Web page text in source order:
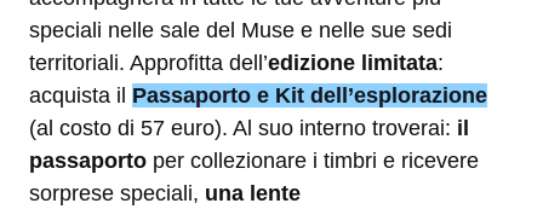
speciali nelle sale del Muse e nelle sue sedi
territoriali. Approfitta dell’edizione limitata:
acquista il Passaporto e Kit dell’esplorazione
(al costo di 57 euro). Al suo interno troverai: il
passaporto per collezionare i timbri e ricevere
sorprese speciali, una lente